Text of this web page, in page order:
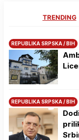
TRENDING
REPUBLIKA SRPSKA / BIH
REPUBLIKA SRPSKA / BIH